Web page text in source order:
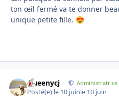
ton œil fermé va te donner
unique petite fille. 😍
Queenycj Administratrice
Posté(e) le 10 juinle 10 juin